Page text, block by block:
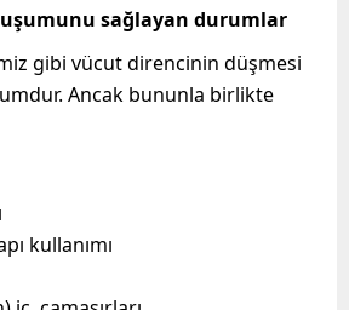
sağlayan durumlar
gibi vücut direncinin düşmesi
Ancak bununla birlikte
kullanımı